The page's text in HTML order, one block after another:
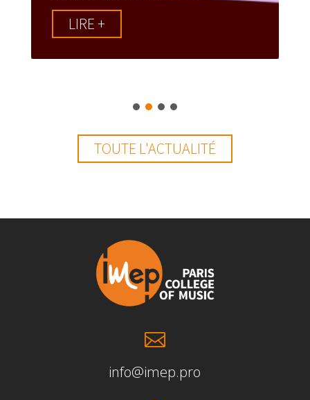
LIRE +
TOUTE L'ACTUALITÉ

info@imep.pro